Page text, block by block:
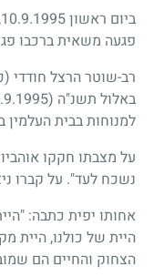
פגעה משאית ברכבו
רב-שוטר הרצל חודדי
באלול תשנ"ה (10.9.1995)
למנוחות בבית
על מצבתו חקקו
נשכח לעד". על קברו
אחותו יפית כתבה:
היית של כולנו, היית
הצחוק והחיים הם